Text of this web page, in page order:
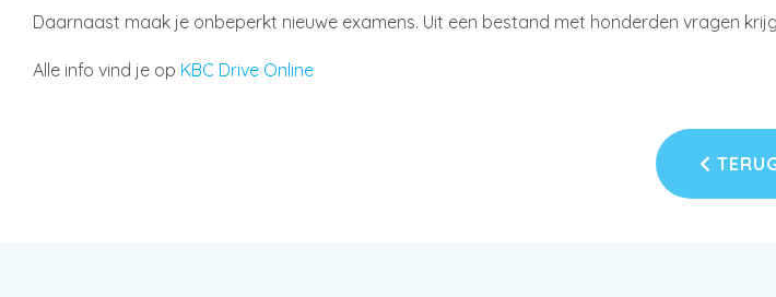
Daarnaast maak je onbeperkt nieuwe examens. Uit een bestand met honderden vragen
Alle info vind je op KBC Drive Online